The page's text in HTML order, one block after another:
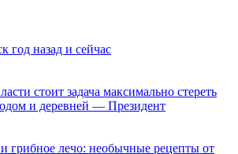
год назад и сейчас
стоит задача максимально стереть
и деревней — Президент
грибное лечо: необычные рецепты от